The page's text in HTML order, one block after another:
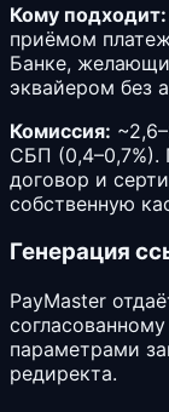
Кому подходит:
приёмом
Банке,
эквайером без
Комиссия:
СБП
договор и
собственную
Генерация
PayMaster
параметрами
редиректа.